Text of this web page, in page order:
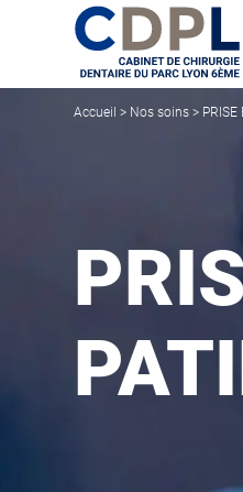
Accueil > Nos soins > PRISE